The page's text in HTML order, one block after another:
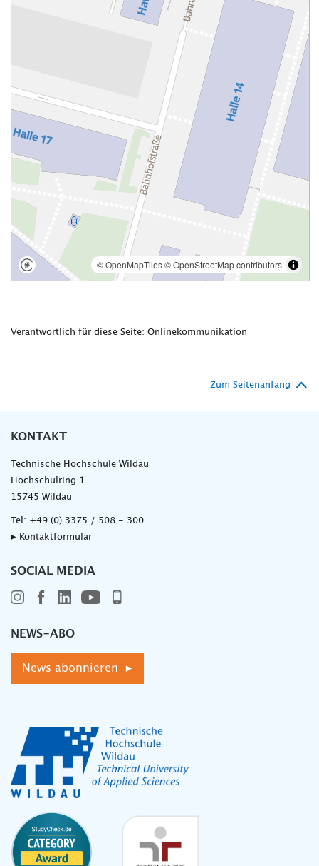
Verantwortlich für diese Seite: Onlinekommunikation
Zum Seitenanfang
KONTAKT
Technische Hochschule Wildau
Hochschulring 1
15745 Wildau
Tel: +49 (0) 3375 / 508 - 300
▸ Kontaktformular
SOCIAL MEDIA
NEWS-ABO
News abonnieren ▸